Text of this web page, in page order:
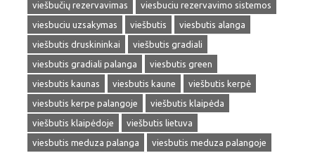
viešbučių rezervavimas
viesbuciu rezervavimo sistemos
viesbuciu uzsakymas
viešbutis
viesbutis alanga
viešbutis druskininkai
viešbutis gradiali
viesbutis gradiali palanga
viesbutis green
viesbutis kaunas
viesbutis kaune
viešbutis kerpė
viesbutis kerpe palangoje
viešbutis klaipėda
viešbutis klaipėdoje
viešbutis lietuva
viesbutis meduza palanga
viesbutis meduza palangoje